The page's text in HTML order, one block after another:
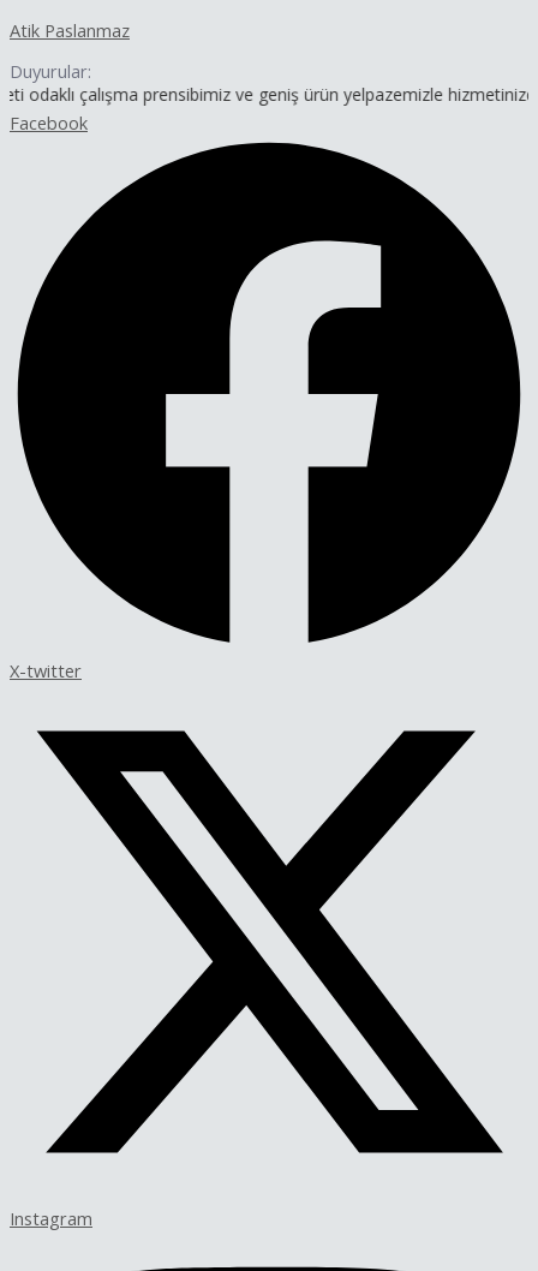
atla
Atik Paslanmaz
Duyurular:
prensibimiz ve geniş ürün yelpazemizle hizmetinizdeyiz.
Facebook
X-twitter
Instagram
dolaşımı